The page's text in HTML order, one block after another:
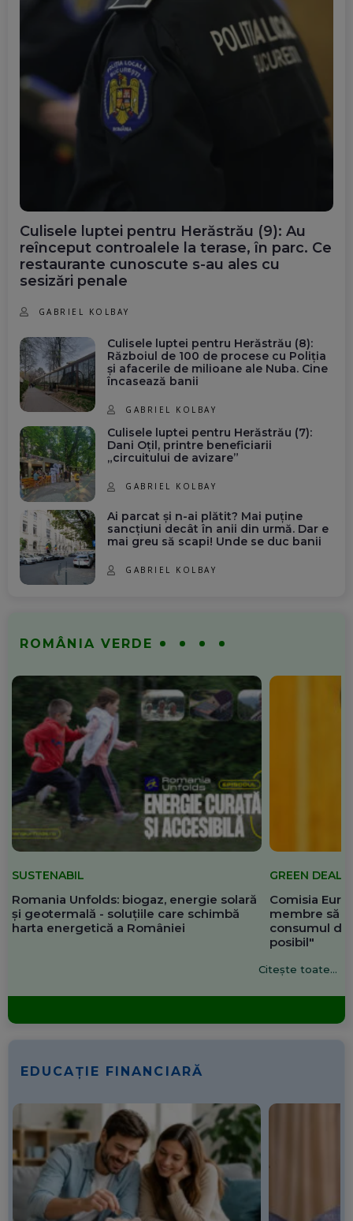
Culisele luptei pentru Herăstrău (9): Au
reînceput controalele la terase, în parc. Ce
restaurante cunoscute s-au ales cu
sesizări penale
GABRIEL KOLBAY
Culisele luptei pentru Herăstrău (8):
Războiul de 100 de procese cu Poliția
și afacerile de milioane ale Nuba. Cine
încasează banii
GABRIEL KOLBAY
Culisele luptei pentru Herăstrău (7):
Dani Oțil, printre beneficiarii
„circuitului de avizare”
GABRIEL KOLBAY
Ai parcat și n-ai plătit? Mai puține
sancțiuni decât în anii din urmă. Dar e
mai greu să scapi! Unde se duc banii
GABRIEL KOLBAY
ROMÂNIA VERDE
SUSTENABIL
Romania Unfolds: biogaz, energie solară
și geotermală - soluțiile care schimbă
harta energetică a României
GREEN DEAL
Comisia
membre să
consumul de
posibil"
Citește toate...
EDUCAȚIE FINANCIARĂ